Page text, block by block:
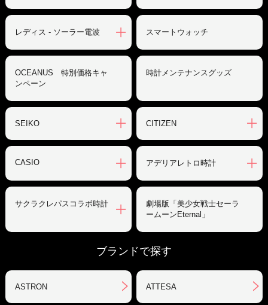
レディス - ソーラー電波 スマートウォッチ
OCEANUS 特別価格キャ
ンペーン
時計メンテナンスグッズ
SEIKO CITIZEN
CASIO アデリアレトロ時計
サクラクレパスコラボ時計
劇場版「美少女戦士セーラ
ームーンEternal」
ブランドで探す
ASTRON ATTESA